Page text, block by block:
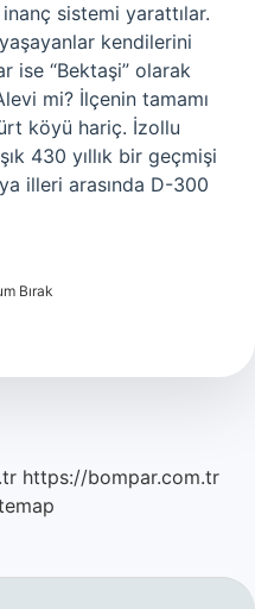
sistemi yarattılar.
kendilerini
ise “Bektaşi” olarak
mi? İlçenin tamamı
köyü hariç. İzollu
430 yıllık bir geçmişi
illeri arasında D-300
Bırak
https://bompar.com.tr